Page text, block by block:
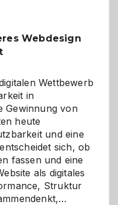
Webdesign
Wettbewerb
in
Gewinnung von
heute
und eine
sich, ob
fassen und eine
als digitales
Struktur